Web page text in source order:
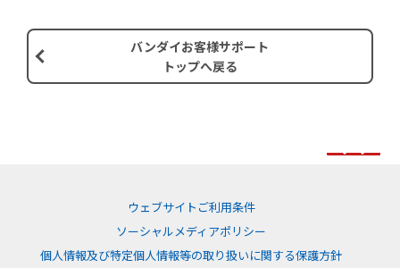
バンダイお客様サポート
トップへ戻る
ウェブサイトご利用条件
ソーシャルメディアポリシー
個人情報及び特定個人情報等の取り扱いに関する保護方針